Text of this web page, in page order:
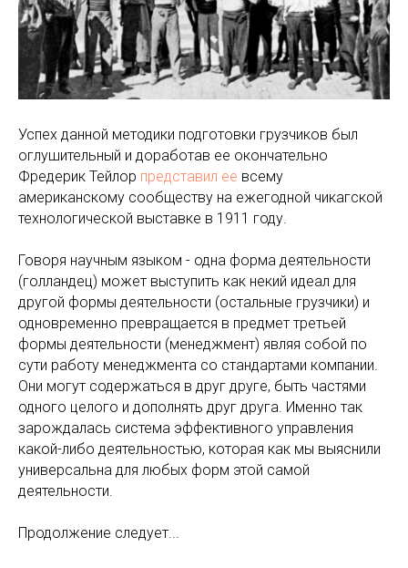
Успех данной методики подготовки грузчиков был
оглушительный и доработав ее окончательно
Фредерик Тейлор представил ее всему
американскому сообществу на ежегодной чикагской
технологической выставке в 1911 году.
Говоря научным языком - одна форма деятельности
(голландец) может выступить как некий идеал для
другой формы деятельности (остальные грузчики) и
одновременно превращается в предмет третьей
формы деятельности (менеджмент) являя собой по
сути работу менеджмента со стандартами компании.
Они могут содержаться в друг друге, быть частями
одного целого и дополнять друг друга. Именно так
зарождалась система эффективного управления
какой-либо деятельностью, которая как мы выяснили
универсальна для любых форм этой самой
деятельности.
Продолжение следует...